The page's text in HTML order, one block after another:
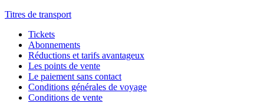
Titres de transport
Tickets
Abonnements
Réductions et tarifs avantageux
Les points de vente
Le paiement sans contact
Conditions générales de voyage
Conditions de vente